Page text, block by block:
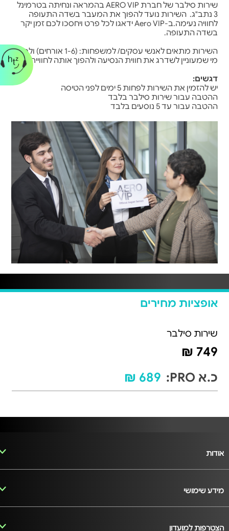
שירות סילבר של חברת AERO VIP בהמראה ונחיתה בטרמינל
3 נתב"ג. השירות נועד להפוך את המעבר בשדה התעופה
לחוויה נעימה.ב-Aero VIP ידאגו לכל פרט ויחסכו לכם זמן יקר
בשדה התעופה.
השירות מתאים לאנשי עסקים/ למשפחות: (1-6 אורחים) ולכל
מי שמעוניין לשדרג את חווית הנסיעה ולהפוך אותה לחוויית VIP.
דגשים:
יש להזמין את השירות לפחות 5 ימים לפני הטיסה
ההטבה עבור שירות סילבר בלבד
ההטבה עבור עד 5 נוסעים בלבד
אופציות מחירים
שירות סילבר
749 ₪
כ.א PRO:
689 ₪
אודות
מידע שימושי
הצטרפות למועדון